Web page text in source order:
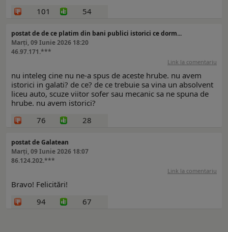
101
54
postat de de ce platim din bani publici istorici ce dorm...
Marți, 09 Iunie 2026 18:20
46.97.171.***
Link la comentariu
nu inteleg cine nu ne-a spus de aceste hrube. nu avem
istorici in galati? de ce? de ce trebuie sa vina un absolvent
liceu auto, scuze viitor sofer sau mecanic sa ne spuna de
hrube. nu avem istorici?
76
28
postat de Galatean
Marți, 09 Iunie 2026 18:07
86.124.202.***
Link la comentariu
Bravo! Felicitări!
94
67